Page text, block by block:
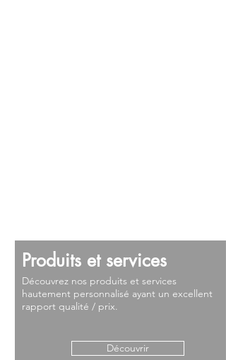
Produits et services
Découvrez nos produits et services
hautement personnalisé ayant un excellent
rapport qualité / prix.
Découvrir